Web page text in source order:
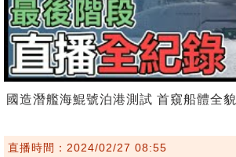
國造潛艦海鯤號泊港測試 首窺船體全貌
直播時間：2024/02/27 08:55